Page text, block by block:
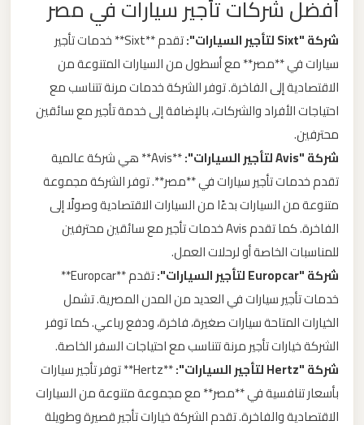
أفضل شركات تأجير سيارات في مصر
شركة "Sixt لتأجير السيارات":
تقدم **Sixt** خدمات تأجير
سيارات في **مصر** مع أسطول من السيارات المتنوعة من
الاقتصادية إلى الفاخرة. توفر الشركة خدمات مرنة تتناسب مع
احتياجات الأفراد والشركات، بالإضافة إلى خدمة تأجير مع سائقين
محترفين.
شركة "Avis لتأجير السيارات":
**Avis** هي شركة عالمية
تقدم خدمات تأجير سيارات في **مصر**. توفر الشركة مجموعة
متنوعة من السيارات بدءًا من السيارات الاقتصادية وصولًا إلى
الفاخرة. كما تقدم Avis خدمات تأجير مع سائقين محترفين
للمناسبات الخاصة أو لرحلات العمل.
شركة "Europcar لتأجير السيارات":
تقدم **Europcar**
خدمات تأجير سيارات في العديد من المدن المصرية. تشمل
الخيارات المتاحة سيارات صغيرة، فاخرة، ودفع رباعي. كما توفر
الشركة خيارات تأجير مرنة تتناسب مع احتياجات السفر الخاصة.
شركة "Hertz لتأجير السيارات":
**Hertz** توفر تأجير سيارات
بأسعار تنافسية في **مصر** مع مجموعة متنوعة من السيارات
الاقتصادية والفاخرة. تقدم الشركة خيارات تأجير قصيرة وطويلة
ليموزين
مطار
العرب
الساحل
الشمالي
ليموزين
مطار
العرب
القاهرة
ليموزين